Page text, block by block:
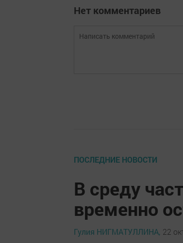
Нет комментариев
ПОСЛЕДНИЕ НОВОСТИ
В среду
временно
Гулия НИГМАТУЛЛИНА, 22